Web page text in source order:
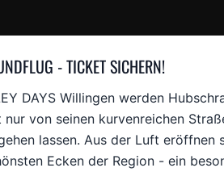
- TICKET SICHERN!
DAYS Willingen werden
nur von seinen kurvenreichen
lassen. Aus der Luft eröffnen
Ecken der Region - ein